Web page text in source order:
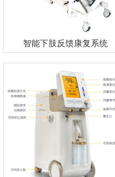
智能下肢反馈康复系统